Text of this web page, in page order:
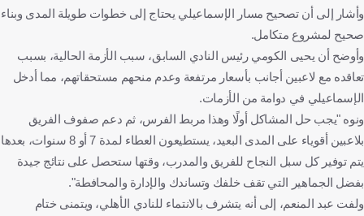
وأشار إلى أن تصحيح مسار الإسماعيلي يحتاج إلى خطوات طويلة المدى وبناء
صحيح لمشروع متكامل.
وأوضح أن يحيى الكومي رئيس النادي السابق، سبب الأزمة الحالية، بسبب
تعاقده مع لاعبين أجانب بأسعار مرتفعة وعدم منحهم مستحقاتهم، مما أدخل
الإسماعيلي في دوامة من الأزمات.
ونوه "يجب حل المشاكل أولًا وهذا مربط الفرس، ثم دعم صفوف الفريق
بلاعبين أقوياء على المدى البعيد، يستطيعون العطاء لمدة 7 أو 8 سنوات، بعدها
يتم توفير كل سبل النجاح للفريق والمدرب، وقتها ستحصل على نتائج جيدة
بفضل الجماهير التي تقف خلفك وتساندك والإدارة والمحافطة".
ولفت عبد المنعم، إلى أنه يتشرف بالانتماء للنادي الأهلي، ويتمنى ختام